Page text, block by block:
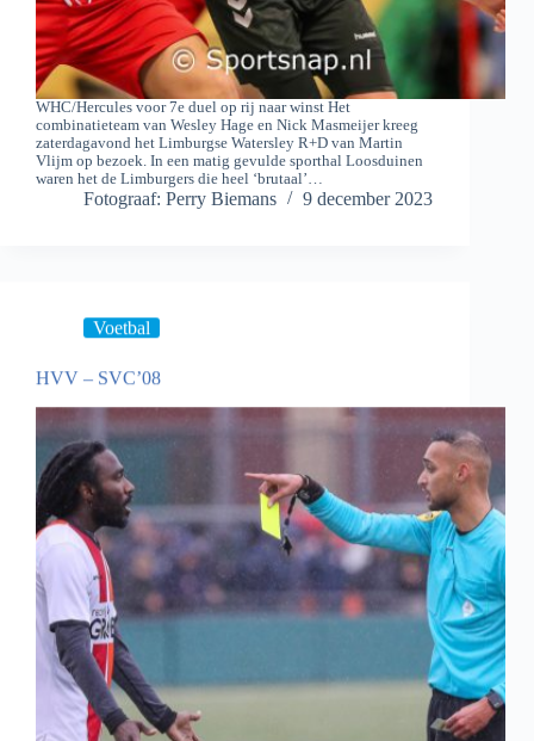
WHC/Hercules voor 7e duel op rij naar winst Het
combinatieteam van Wesley Hage en Nick Masmeijer kreeg
zaterdagavond het Limburgse Watersley R+D van Martin
Vlijm op bezoek. In een matig gevulde sporthal Loosduinen
waren het de Limburgers die heel ‘brutaal’…
Fotograaf: Perry Biemans 9 december 2023
Voetbal
HVV – SVC’08